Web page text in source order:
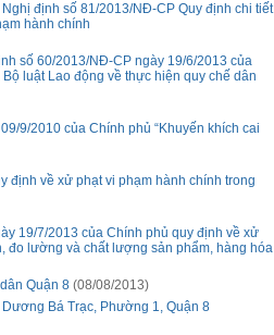
định số 81/2013/NĐ-CP Quy định chi tiết
hành chính
số 60/2013/NĐ-CP ngày 19/6/2013 của
luật Lao động về thực hiện quy chế dân
9/2010 của Chính phủ “Khuyến khích cai
định về xử phạt vi phạm hành chính trong
19/7/2013 của Chính phủ quy định về xử
đo lường và chất lượng sản phẩm, hàng hóa
Quận 8 (08/08/2013)
Bá Trạc, Phường 1, Quận 8